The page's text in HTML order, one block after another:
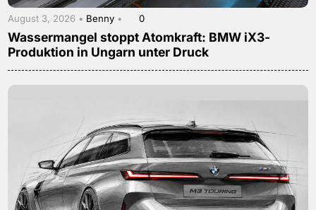
August 3, 2026 • Benny • 0
Wassermangel stoppt Atomkraft: BMW iX3-
Produktion in Ungarn unter Druck